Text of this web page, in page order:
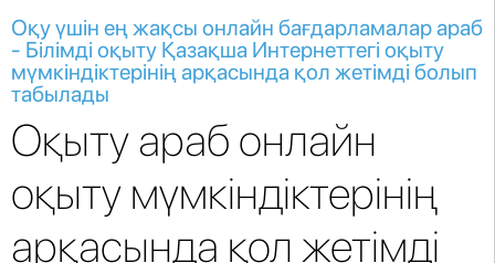
Оқу үшін ең жақсы онлайн бағдарламалар араб
- Білімді оқыту Қазақша Интернеттегі оқыту
мүмкіндіктерінің арқасында қол жетімді болып
табылады
Оқыту араб онлайн
оқыту мүмкіндіктерінің
арқасында қол жетімді